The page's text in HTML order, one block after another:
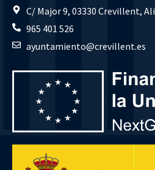
C/ Major 9, 03330 Crevillent,
965 401 526
ayuntamiento@crevillent.es